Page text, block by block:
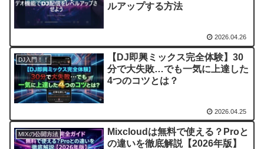
ルアップする方法
2026.04.26
DJ入門！！
【DJ即興ミックス完全体験】30
分で大失敗…でも一気に上達した
4つのコツとは？
2026.04.25
MIXの公開方法
Mixcloudは無料で使える？Proと
の違いを徹底解説【2026年版】